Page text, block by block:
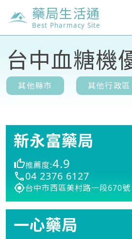
藥局生活通
Best Pharmacy Site
台中血糖機
其他縣市 其他行政區
新永富藥局
推薦度:4.9
04 2376 6127
台中市西區美村路一段670號
一心藥局